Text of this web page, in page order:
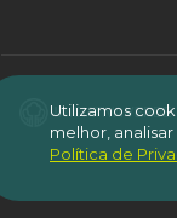
Utilizamos
melhor,
Política de